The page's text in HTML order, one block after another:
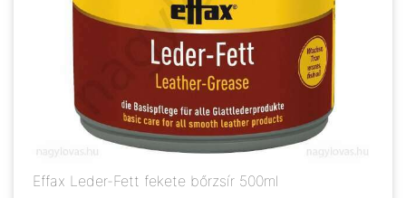
Effax Leder-Fett fekete bőrzsír 500ml